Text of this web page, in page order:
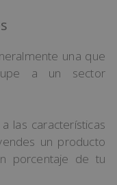
una que
a un sector
las características
un producto
porcentaje de tu